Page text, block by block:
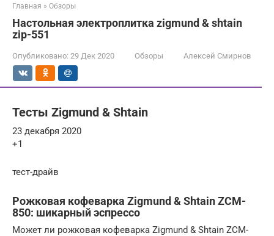
Главная » Обзоры
Настольная электроплитка zigmund & shtain
zip-551
Опубликовано: 29 Дек 2020 Обзоры Алексей Смирнов
Тесты Zigmund & Shtain
23 декабря 2020
+1
тест-драйв
Рожковая кофеварка Zigmund & Shtain ZCM-
850: шикарный эспрессо
Может ли рожковая кофеварка Zigmund & Shtain ZCM-